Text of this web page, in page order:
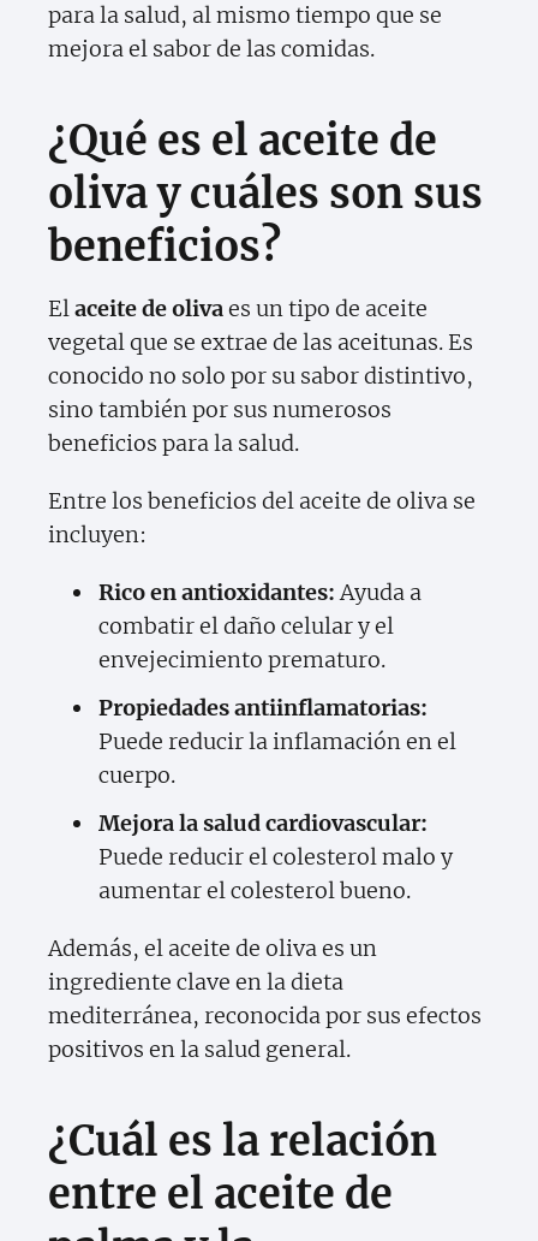
para la salud, al mismo tiempo que se
mejora el sabor de las comidas.
¿Qué es el aceite de
oliva y cuáles son sus
beneficios?
Elaceite de olivaes un tipo de aceite
vegetal que se extrae de las aceitunas. Es
conocido no solo por su sabor distintivo,
sino también por sus numerosos
beneficios para la salud.
Entre los beneficios del aceite de oliva se
incluyen:
Rico en antioxidantes:Ayuda a
combatir el daño celular y el
envejecimiento prematuro.
Propiedades antiinflamatorias:
Puede reducir la inflamación en el
cuerpo.
Mejora la salud cardiovascular:
Puede reducir el colesterol malo y
aumentar el colesterol bueno.
Además, el aceite de oliva es un
ingrediente clave en la dieta
mediterránea, reconocida por sus efectos
positivos en la salud general.
¿Cuál es la relación
entre el aceite de